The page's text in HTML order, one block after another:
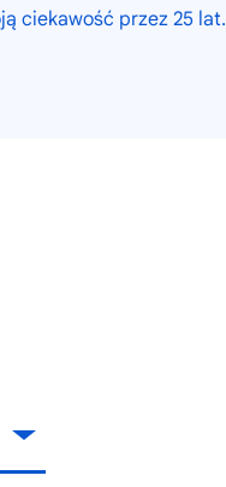
ciekawość przez 25 lat.